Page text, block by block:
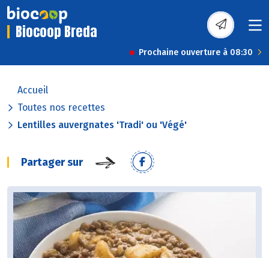
Biocoop Breda
Prochaine ouverture à 08:30
Accueil
Toutes nos recettes
Lentilles auvergnates 'Tradi' ou 'Végé'
Partager sur